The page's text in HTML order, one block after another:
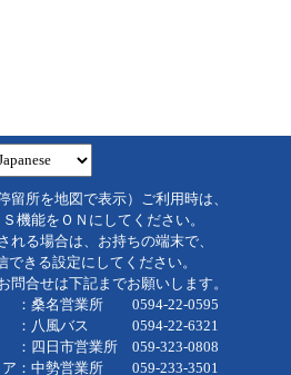
留所を地図で表示）ご利用時は、
機能をＯＮにしてください。
れる場合は、お持ちの端末で、
きる設定にしてください。
問合せは下記までお願いします。
名営業所 0594-22-0595
0594-22-6321
日市営業所 059-323-0808
：中勢営業所 059-233-3501